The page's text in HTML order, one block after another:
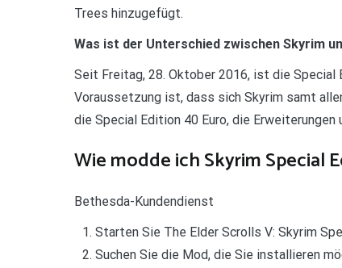
Trees hinzugefügt.
Was ist der Unterschied zwischen Skyrim
Seit Freitag, 28. Oktober 2016, ist die Special
Voraussetzung ist, dass sich Skyrim samt
die Special Edition 40 Euro, die
Wie modde ich Skyrim Special
Bethesda-Kundendienst
Starten Sie The Elder Scrolls V: Skyrim
Suchen Sie die Mod, die Sie installieren